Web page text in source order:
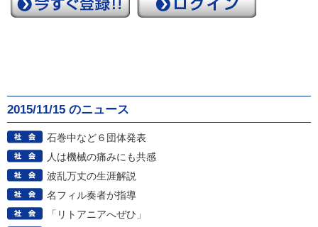
2015/11/15 のニュース
石巻中など６団体発表
人は機械の痛みにも共感
波乱万丈の生涯解説
名フィル奏者が指導
「リトアニアへぜひ」